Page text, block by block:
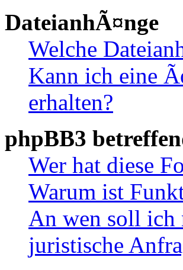
DateianhÃ¤nge
Welche
Kann ich eine
erhalten?
phpBB3
Wer hat diese
Warum ist
An wen soll ich
juristische